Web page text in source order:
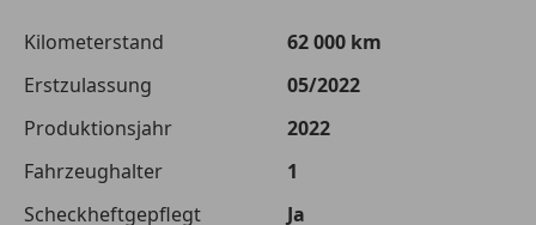
Kilometerstand
62 000 km
Erstzulassung
05/2022
Produktionsjahr
2022
Fahrzeughalter
1
Scheckheftgepflegt
Ja